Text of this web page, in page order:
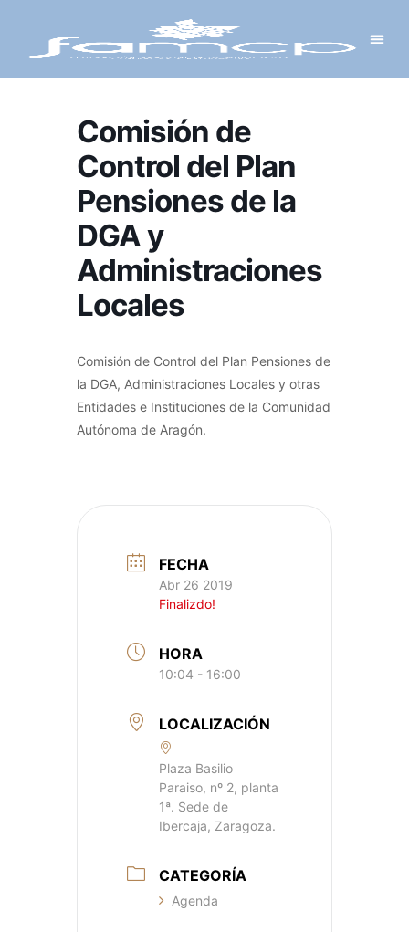
Comisión de
Control del Plan
Pensiones de la
DGA y
Administraciones
Locales
Comisión de Control del Plan Pensiones de
la DGA, Administraciones Locales y otras
Entidades e Instituciones de la Comunidad
Autónoma de Aragón.
FECHA
Abr 26 2019
Finalizdo!
HORA
10:04 - 16:00
LOCALIZACIÓN
Plaza Basilio
Paraiso, nº 2, planta
1ª. Sede de
Ibercaja, Zaragoza.
CATEGORÍA
Agenda